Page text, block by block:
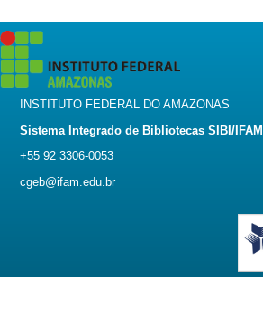
INSTITUTO FEDERAL DO AMAZONAS
Sistema Integrado de Bibliotecas SIBI/IFAM
+55 92 3306-0053
cgeb@ifam.edu.br